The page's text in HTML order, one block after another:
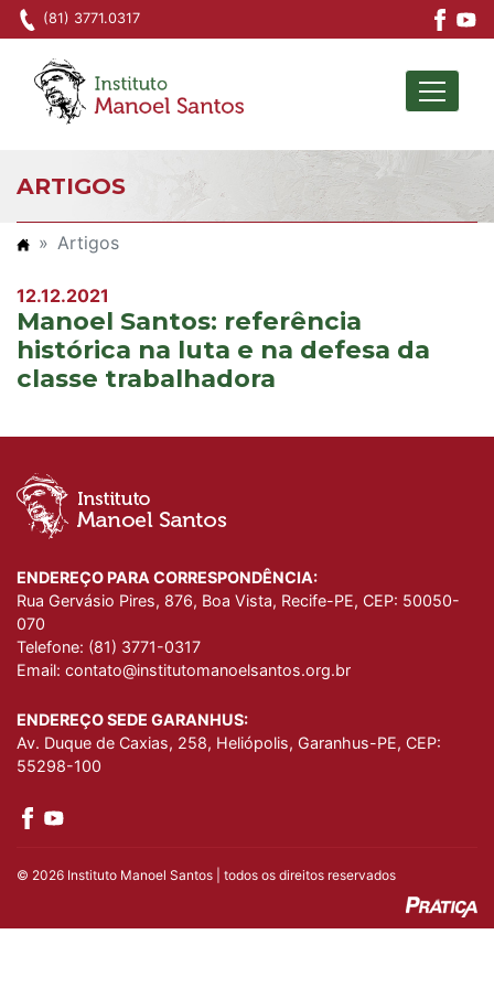
(81) 3771.0317
ARTIGOS
Artigos
12.12.2021
Manoel Santos: referência
histórica na luta e na defesa da
classe trabalhadora
ENDEREÇO PARA CORRESPONDÊNCIA:
Rua Gervásio Pires, 876, Boa Vista, Recife-PE, CEP: 50050-
070
Telefone: (81) 3771-0317
Email: contato@institutomanoelsantos.org.br
ENDEREÇO SEDE GARANHUS:
Av. Duque de Caxias, 258, Heliópolis, Garanhus-PE, CEP:
55298-100
© 2026 Instituto Manoel Santos | todos os direitos reservados